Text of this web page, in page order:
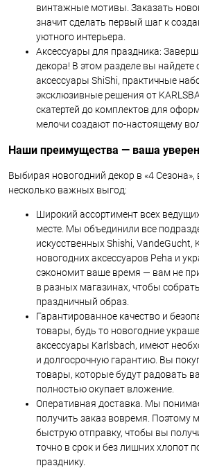
винтажные мотивы. Заказать
значит сделать первый шаг к
уютного интерьера.
Аксессуары для праздника:
декора! В этом разделе вы найдете
аксессуары ShiShi, практичные
эксклюзивные решения от
скатертей до комплектов для
мелочи создают по-настоящему
Наши преимущества — ваша
Выбирая новогодний декор в «4 Сезона»,
несколько важных выгод:
Широкий ассортимент всех
месте. Мы объединили все
искусственных Shishi, VandeGucht,
новогодних аксессуаров Peha и
сэкономит ваше время — вам не
в разных магазинах, чтобы
праздничный образ.
Гарантированное качество и
товары, будь то новогодние
аксессуары Karlsbach, имеют
и долгосрочную гарантию. Вы
товары, которые будут радовать
полностью окупает вложение.
Оперативная доставка. Мы
получить заказ вовремя. Поэтому
быструю отправку, чтобы вы
точно в срок и без лишних хлопот
празднику.